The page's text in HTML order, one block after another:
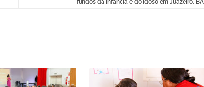
fundos da infância e do idoso em Juazeiro, BA